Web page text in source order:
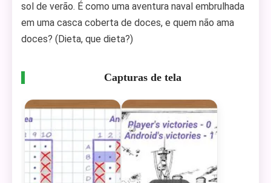
sol de verão. É como uma aventura naval embrulhada
em uma casca coberta de doces, e quem não ama
doces? (Dieta, que dieta?)
Capturas de tela